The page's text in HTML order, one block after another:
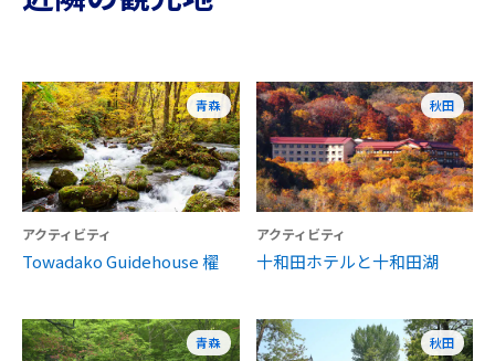
青森
アクティビティ
Towadako Guidehouse 櫂
秋田
アクティビティ
十和田ホテルと十和田湖
青森 秋田